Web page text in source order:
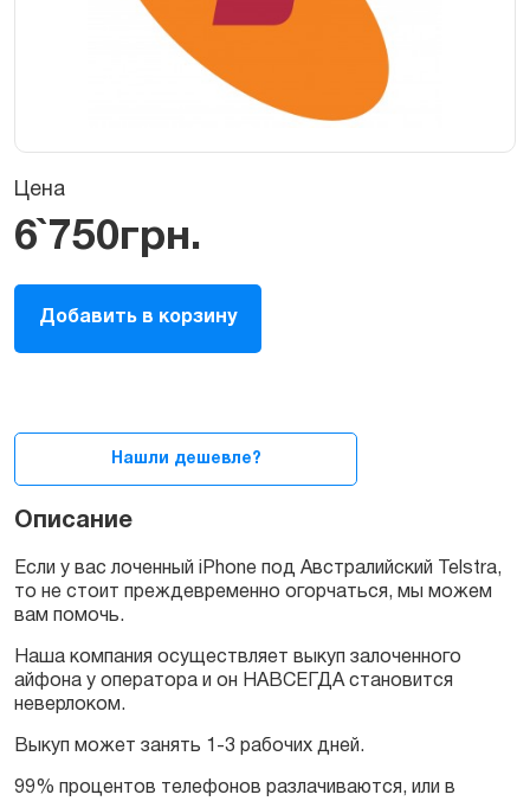
Цена
6`750грн.
Разблокировка
iPhone
(отвязка
Добавить в корзину
Нашли дешевле?
Описание
Если у вас лоченный iPhone под Австралийский Telstra,
то не стоит преждевременно огорчаться, мы можем
вам помочь.
Наша компания осуществляет выкуп залоченного
айфона у оператора и он НАВСЕГДА становится
неверлоком.
Выкуп может занять 1-3 рабочих дней.
99% процентов телефонов разлачиваются, или в